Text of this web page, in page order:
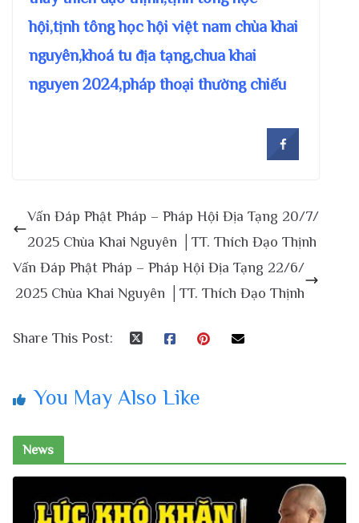
hội,tịnh tông học hội việt nam chùa khai
nguyên,khoá tu địa tạng,chua khai
nguyen 2024,pháp thoại thường chiếu
Vấn Đáp Phật Pháp – Pháp Hội Địa Tạng 20/7/
2025 Chùa Khai Nguyên │TT. Thích Đạo Thịnh
Vấn Đáp Phật Pháp – Pháp Hội Địa Tạng 22/6/
2025 Chùa Khai Nguyên │TT. Thích Đạo Thịnh
Share This Post:
You May Also Like
News